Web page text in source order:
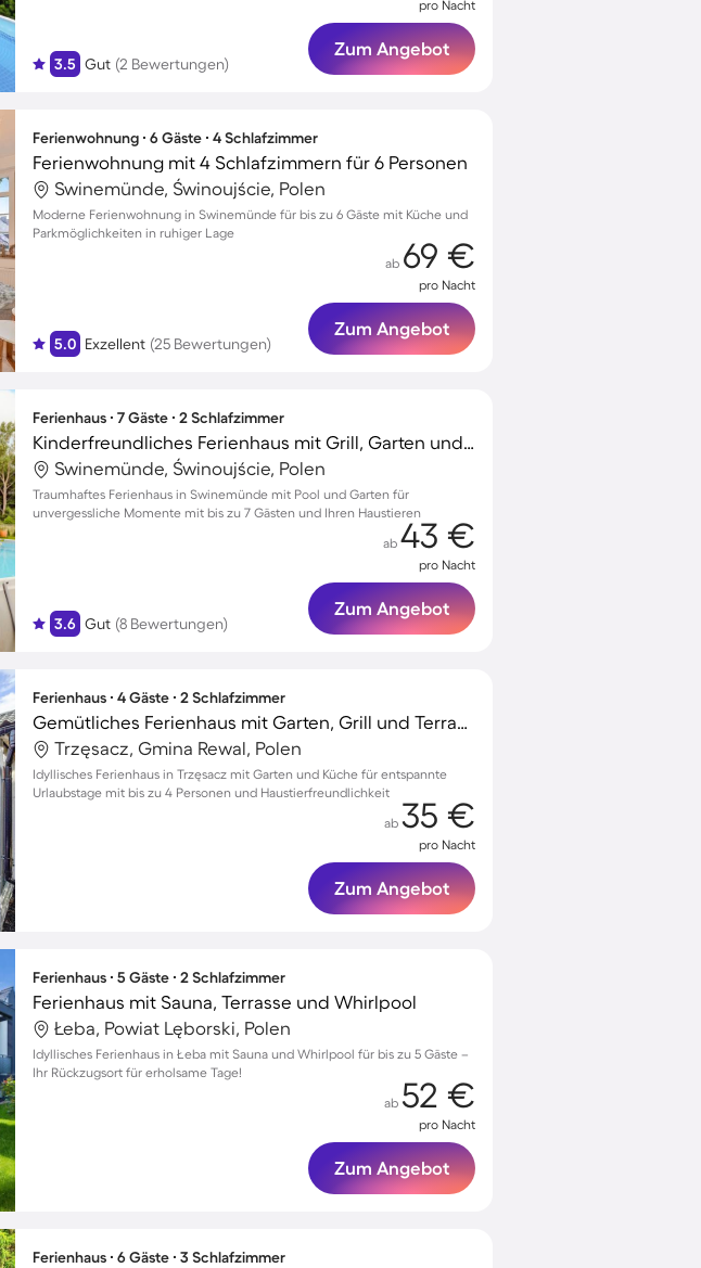
3.5 Gut (2 Bewertungen)
pro Nacht
Zum Angebot
Ferienwohnung ∙ 6 Gäste ∙ 4 Schlafzimmer
Ferienwohnung mit 4 Schlafzimmern für 6 Personen
Swinemünde, Świnoujście, Polen
Moderne Ferienwohnung in Swinemünde für bis zu 6 Gäste mit Küche und
Parkmöglichkeiten in ruhiger Lage
5.0 Exzellent (25 Bewertungen)
ab 69 €
pro Nacht
Zum Angebot
Ferienhaus ∙ 7 Gäste ∙ 2 Schlafzimmer
Kinderfreundliches Ferienhaus mit Grill, Garten und Terrasse | Haustiere erlaubt
Swinemünde, Świnoujście, Polen
Traumhaftes Ferienhaus in Swinemünde mit Pool und Garten für
unvergessliche Momente mit bis zu 7 Gästen und Ihren Haustieren
3.6 Gut (8 Bewertungen)
ab 43 €
pro Nacht
Zum Angebot
Ferienhaus ∙ 4 Gäste ∙ 2 Schlafzimmer
Gemütliches Ferienhaus mit Garten, Grill und Terrasse | Nah am Strand | Haustiere sind willkommen
Trzęsacz, Gmina Rewal, Polen
Idyllisches Ferienhaus in Trzęsacz mit Garten und Küche für entspannte
Urlaubstage mit bis zu 4 Personen und Haustierfreundlichkeit
ab 35 €
pro Nacht
Zum Angebot
Ferienhaus ∙ 5 Gäste ∙ 2 Schlafzimmer
Ferienhaus mit Sauna, Terrasse und Whirlpool
Łeba, Powiat Lęborski, Polen
Idyllisches Ferienhaus in Łeba mit Sauna und Whirlpool für bis zu 5 Gäste –
Ihr Rückzugsort für erholsame Tage!
ab 52 €
pro Nacht
Zum Angebot
Ferienhaus ∙ 6 Gäste ∙ 3 Schlafzimmer